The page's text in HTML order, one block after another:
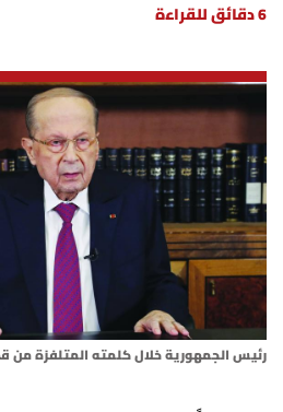
الغلاف
نداء اليوم
محليات
أسرار
متفرقات
نداء القرّاء
خاص الموقع
6 دقائق للقراءة
رئيس الجمهورية خلال كلمته المتلفزة من